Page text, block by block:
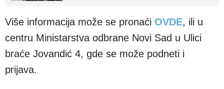
Više informacija može se pronaći OVDE, ili u
centru Ministarstva odbrane Novi Sad u Ulici
braće Jovandić 4, gde se može podneti i
prijava.